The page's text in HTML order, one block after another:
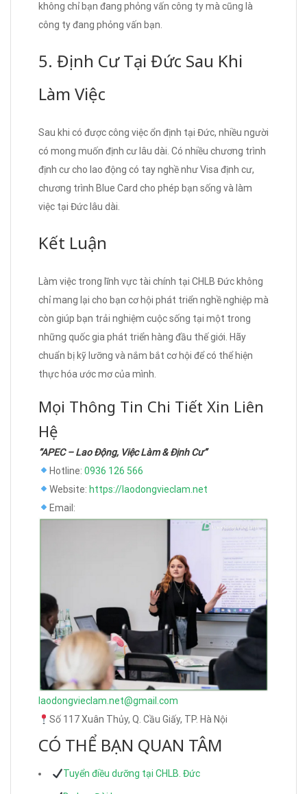
không chỉ bạn đang phỏng vấn công ty mà cũng là
công ty đang phỏng vấn bạn.
5. Định Cư Tại Đức Sau Khi
Làm Việc
Sau khi có được công việc ổn định tại Đức, nhiều người
có mong muốn định cư lâu dài. Có nhiều chương trình
định cư cho lao động có tay nghề như Visa định cư,
chương trình Blue Card cho phép bạn sống và làm
việc tại Đức lâu dài.
Kết Luận
Làm việc trong lĩnh vực tài chính tại CHLB Đức không
chỉ mang lại cho bạn cơ hội phát triển nghề nghiệp mà
còn giúp bạn trải nghiệm cuộc sống tại một trong
những quốc gia phát triển hàng đầu thế giới. Hãy
chuẩn bị kỹ lưỡng và nắm bắt cơ hội để có thể hiện
thực hóa ước mơ của mình.
Mọi Thông Tin Chi Tiết Xin Liên
Hệ
“APEC – Lao Động, Việc Làm & Định Cư”
Hotline: 0936 126 566
Website: https://laodongvieclam.net
Email:
laodongvieclam.net@gmail.com
Số 117 Xuân Thủy, Q. Cầu Giấy, TP. Hà Nội
CÓ THỂ BẠN QUAN TÂM
Tuyển điều dưỡng tại CHLB. Đức